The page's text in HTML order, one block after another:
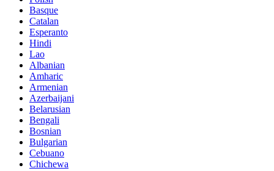
Basque
Catalan
Esperanto
Hindi
Lao
Albanian
Amharic
Armenian
Azerbaijani
Belarusian
Bengali
Bosnian
Bulgarian
Cebuano
Chichewa